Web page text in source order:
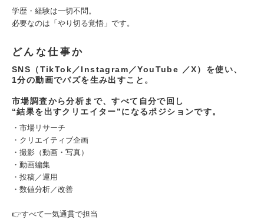
学歴・経験は一切不問。
必要なのは「やり切る覚悟」です。
どんな仕事か
SNS（TikTok／Instagram／YouTube ／X）を使い、
1分の動画でバズを生み出すこと。
市場調査から分析まで、すべて自分で回し
“結果を出すクリエイター”になるポジションです。
・市場リサーチ
・クリエイティブ企画
・撮影（動画・写真）
・動画編集
・投稿／運用
・数値分析／改善
👉すべて一気通貫で担当